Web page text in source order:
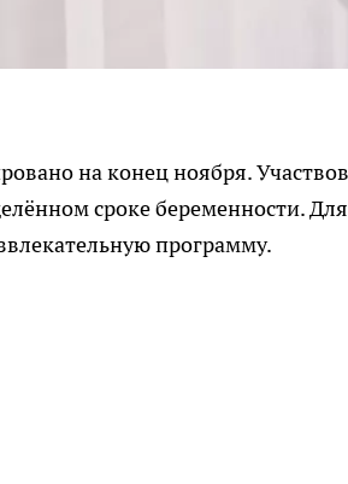
на конец ноября.
сроке беременности.
программу.